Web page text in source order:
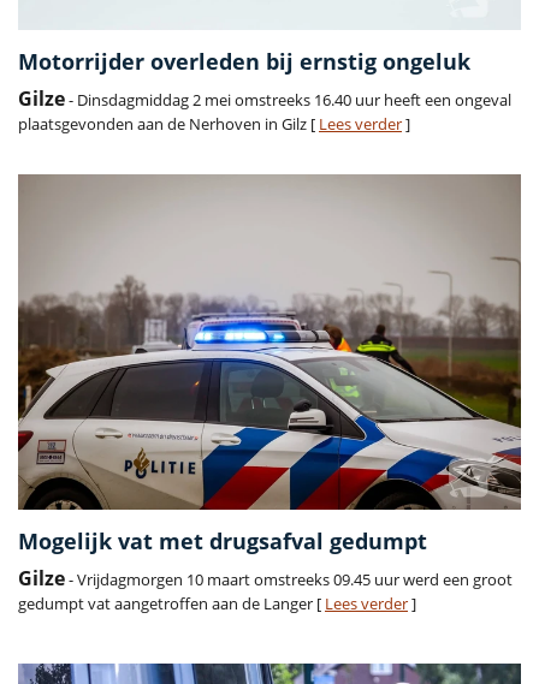
Motorrijder overleden bij ernstig ongeluk
Gilze- Dinsdagmiddag 2 mei omstreeks 16.40 uur heeft een ongeval
plaatsgevonden aan de Nerhoven in Gilz [ Lees verder]
Mogelijk vat met drugsafval gedumpt
Gilze- Vrijdagmorgen 10 maart omstreeks 09.45 uur werd een groot
gedumpt vat aangetroffen aan de Langer [ Lees verder]